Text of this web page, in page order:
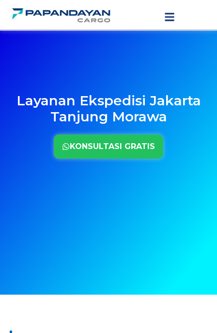
Lewati
konten
Layanan Ekspedisi Jakarta
Tanjung Morawa
KONSULTASI GRATIS